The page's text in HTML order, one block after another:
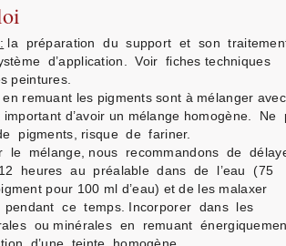
la préparation du support et son
d’application. Voir fiches techniques
peintures.
en remuant les pigments sont à mélanger
important d’avoir un mélange homogène. Ne
pigments, risque de fariner.
le mélange, nous recommandons de
heures au préalable dans de l’eau (75
pour 100 ml d’eau) et de les malaxer
pendant ce temps. Incorporer dans les
ou minérales en remuant